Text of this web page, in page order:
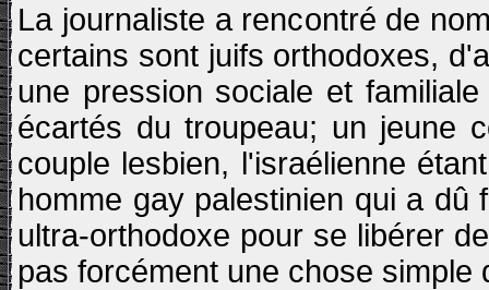
La journaliste a rencontré de
certains sont juifs orthodoxes,
une pression sociale et
écartés du troupeau; un jeune
couple lesbien, l'israélienne
homme gay palestinien qui a
ultra-orthodoxe pour se libérer
pas forcément une chose simple